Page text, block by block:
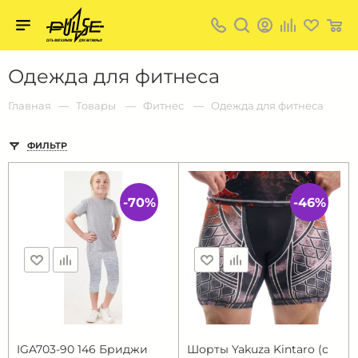
Одежда для фитнеса
пульс:
сеть
для
Барнауле:
Главная Товары Фитнес Одежда для фитнеса
ФИЛЬТР
IGA703-90 146 Бриджи
-70%
Шорты Yakuza Kintaro (с
-46%